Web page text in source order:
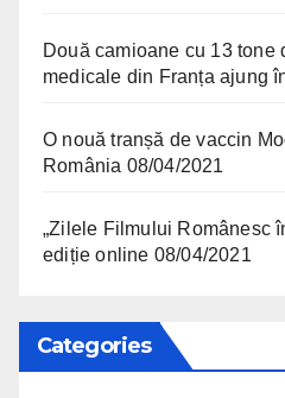
Două camioane cu 13 tone
medicale din Franța ajung
O nouă tranșă de vaccin
România 08/04/2021
„Zilele Filmului Românesc
ediție online 08/04/2021
Categories